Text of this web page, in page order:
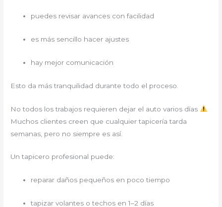
puedes revisar avances con facilidad
es más sencillo hacer ajustes
hay mejor comunicación
Esto da más tranquilidad durante todo el proceso.
No todos los trabajos requieren dejar el auto varios días
Muchos clientes creen que cualquier tapicería tarda
semanas, pero no siempre es así.
Un tapicero profesional puede:
reparar daños pequeños en poco tiempo
tapizar volantes o techos en 1–2 días